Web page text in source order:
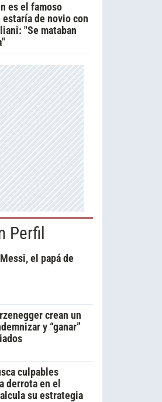
es el famoso
de novio con
"Se mataban
Perfil
el papá de
crean un
y “ganar”
culpables
derrota en el
su estrategia